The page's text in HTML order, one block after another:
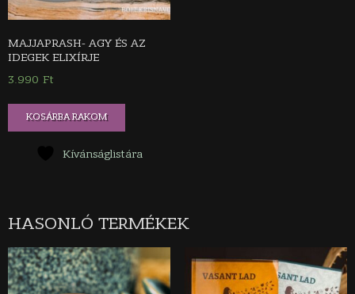
MAJJAPRASH- AGY ÉS AZ
IDEGEK ELIXÍRJE
3.990 Ft
KOSÁRBA RAKOM
Kívánságlistára
HASONLÓ TERMÉKEK